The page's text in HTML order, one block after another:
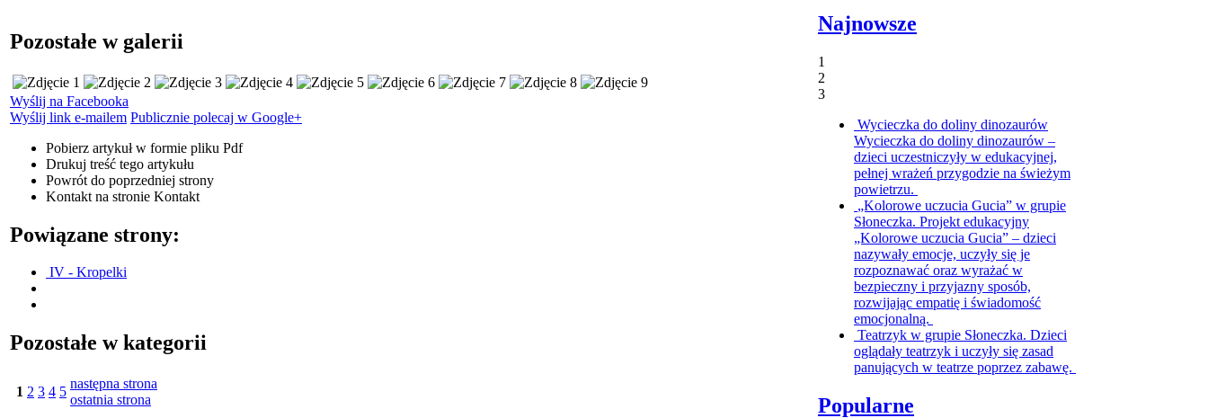
Pozostałe w galerii
Wyślij na Facebooka
Wyślij link e-mailem Publicznie polecaj w Google+
Pobierz artykuł w formie pliku Pdf
Drukuj treść tego artykułu
Powrót do poprzedniej strony
Kontakt na stronie Kontakt
Powiązane strony:
IV - Kropelki
Pozostałe w kategorii
1 2 3 4 5
następna strona
ostatnia strona
Najnowsze
1
2
3
Wycieczka do doliny dinozaurów
Wycieczka do doliny dinozaurów –
dzieci uczestniczyły w edukacyjnej,
pełnej wrażeń przygodzie na świeżym
powietrzu.
„Kolorowe uczucia Gucia” w grupie
Słoneczka. Projekt edukacyjny
„Kolorowe uczucia Gucia” – dzieci
nazywały emocje, uczyły się je
rozpoznawać oraz wyrażać w
bezpieczny i przyjazny sposób,
rozwijając empatię i świadomość
emocjonalną.
Teatrzyk w grupie Słoneczka. Dzieci
oglądały teatrzyk i uczyły się zasad
panujących w teatrze poprzez zabawę.
Popularne